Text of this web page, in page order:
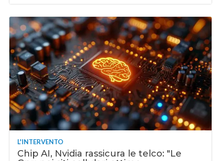
L'INTERVENTO
Chip AI, Nvidia rassicura le telco: "Le